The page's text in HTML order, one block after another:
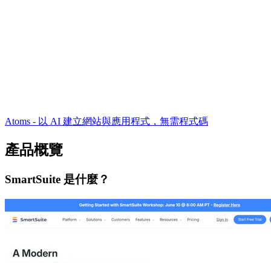
Atoms - 以 AI 建立網站與應用程式，無需程式碼
產品概覽
SmartSuite 是什麼？